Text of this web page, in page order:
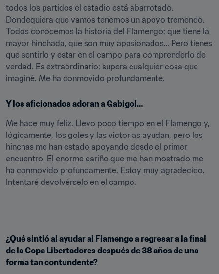
todos los partidos el estadio está abarrotado.
Dondequiera que vamos tenemos un apoyo tremendo.
Todos conocemos la historia del Flamengo; que tiene la
mayor hinchada, que son muy apasionados… Pero tienes
que sentirlo y estar en el campo para comprenderlo de
verdad. Es extraordinario; supera cualquier cosa que
imaginé. Me ha conmovido profundamente.
Y los aficionados adoran a Gabigol…
Me hace muy feliz. Llevo poco tiempo en el Flamengo y,
lógicamente, los goles y las victorias ayudan, pero los
hinchas me han estado apoyando desde el primer
encuentro. El enorme cariño que me han mostrado me
ha conmovido profundamente. Estoy muy agradecido.
Intentaré devolvérselo en el campo.
¿Qué sintió al ayudar al Flamengo a regresar a la final
de la Copa Libertadores después de 38 años de una
forma tan contundente?